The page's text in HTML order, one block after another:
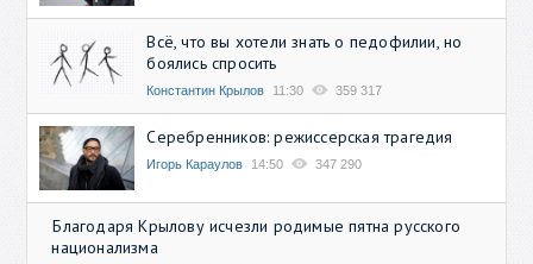
Всё, что вы хотели знать о педофилии, но
боялись спросить
Константин Крылов 11:30 359 317
Серебренников: режиссерская трагедия
Игорь Караулов 14:50 347 290
Благодаря Крылову исчезли родимые пятна русского
национализма